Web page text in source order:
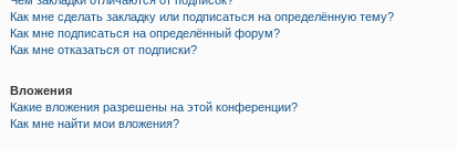
Как мне сделать закладку или подписаться на определённую тему?
Как мне подписаться на определённый форум?
Как мне отказаться от подписки?
Вложения
Какие вложения разрешены на этой конференции?
Как мне найти мои вложения?